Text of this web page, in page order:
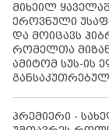
მიხეილ
ეროვნული
და მოიცავს
რომელთა
ამიტომ სუს-ის
პრემიერი -